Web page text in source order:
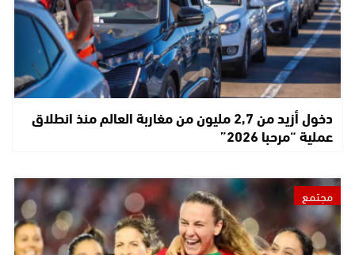
دخول أزيد من 2,7 مليون من مغاربة العالم منذ انطلاق
عملية “مرحبا 2026”
مجتمع